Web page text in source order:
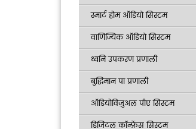
स्मार्ट होम ऑडियो सिस्टम
वाणिज्यिक ऑडियो सिस्टम
ध्वनि उपकरण प्रणाली
बुद्धिमान पा प्रणाली
ऑडियोविज़ुअल पीए सिस्टम
डिजिटल कॉन्फ्रेंस सिस्टम